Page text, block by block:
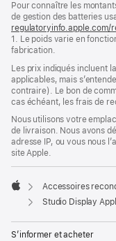
de
page
de
bas
de
page
Pour connaître les
de gestion des batteries
regulatoryinfo.apple.com/
1. Le poids varie en
fabrication.
Les prix indiqués incluent
applicables, mais
contraire). Le bon de
cas échéant, les frais de
Nous utilisons votre
de livraison. Nous avons
adresse IP, ou vous nous
site Apple.
Apple
Accessoires
Studio Display Apple
S’informer et acheter